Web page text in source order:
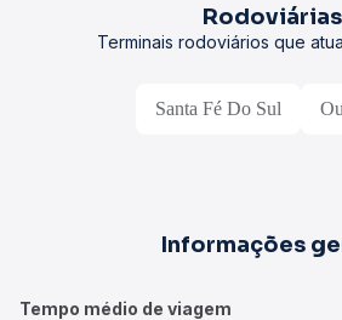
Rodoviárias
Terminais rodoviários que
Santa Fé Do Sul
Informações
Tempo médio de viagem